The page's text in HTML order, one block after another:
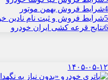
4شرایط فروش بهمن موتور
5شرایط فروش و ثبت نام نادین
6نتایج قرعه کشی ایران خودرو
۱۴۰۵-۰۵-۱۲